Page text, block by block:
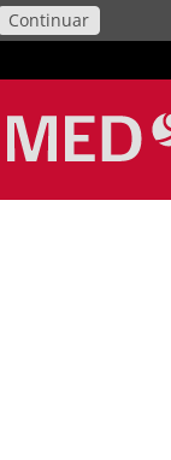
Continuar